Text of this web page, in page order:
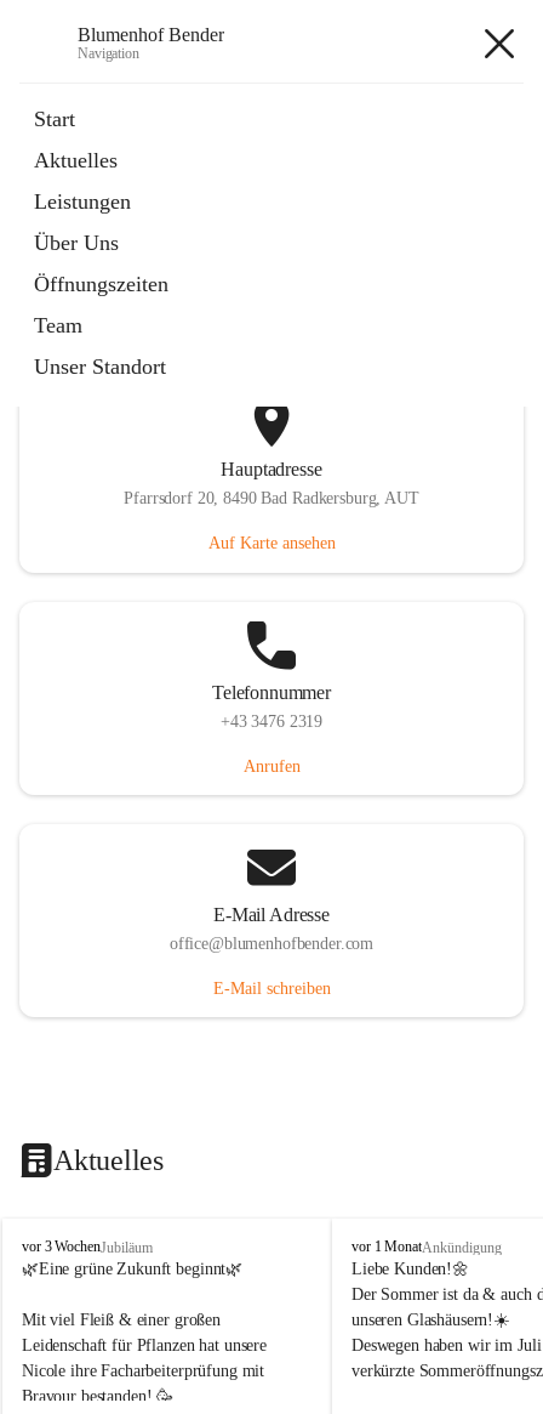
Blumenhof Bender
Navigation
Start
Aktuelles
Leistungen
Über Uns
Öffnungszeiten
Team
Unser Standort
Externe Webseite
in
Tab
INSTAGRAM
Externe Webseite
öffnet
in
neuem
Tab
Hauptadresse
Pfarrsdorf 20, 8490 Bad Radkersburg, AUT
Auf Karte ansehen
Telefonnummer
+43 3476 2319
Anrufen
E-Mail Adresse
office@blumenhofbender.com
E-Mail schreiben
Aktuelles
B
l
m
e
n
h
o
vor 3 WochenJubiläum
🌿Eine grüne Zukunft beginnt🌿
Mit viel Fleiß & einer großen
Leidenschaft für Pflanzen hat unsere
Nicole ihre Facharbeiterprüfung mit
Bravour bestanden! 🥳
B
l
u
m
e
n
h
vor 1 MonatAnkündigung
Liebe Kunden!🌼
Der Sommer ist da & auch
unseren Glashäusern!☀️
Deswegen haben wir im
verkürzte